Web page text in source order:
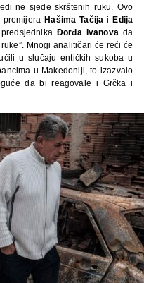
ne sjede skrštenih ruku. Ovo
premijeraHašima Tačija iEdija
Đorđa Ivanova da
Mnogi analitičari će reći će
u slučaju entičkih sukoba u
u Makedoniji, to izazvalo
da bi reagovale i Grčka i